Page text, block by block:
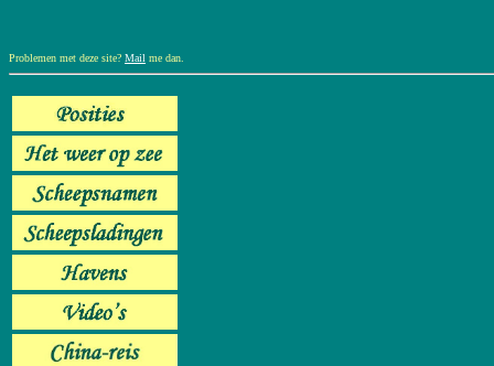
Problemen met deze site? Mail me dan.